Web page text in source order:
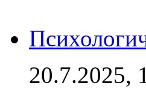
20.7.2025,